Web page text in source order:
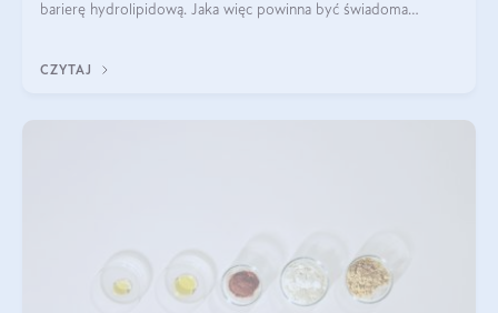
barierę hydrolipidową. Jaka więc powinna być świadoma
CZYTAJ